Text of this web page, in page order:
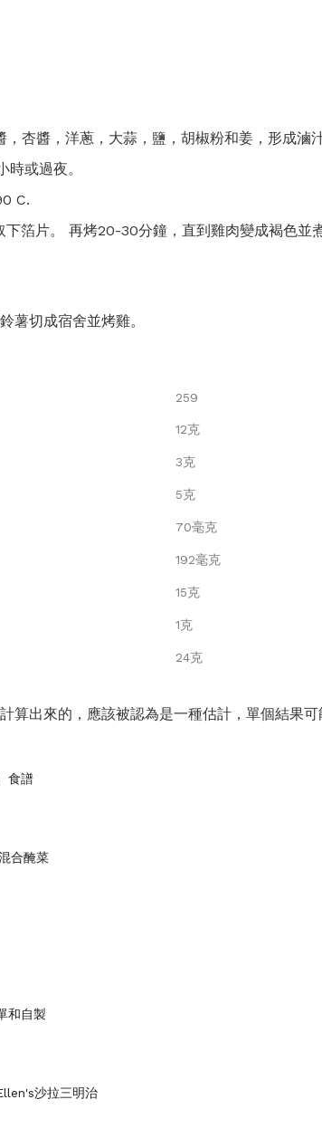
杏醬，洋蔥，大蒜，鹽，胡椒粉和姜，形成滷汁
或過夜。
C.
箔片。 再烤20-30分鐘，直到雞肉變成褐色並煮
薯切成宿舍並烤雞。
259
12克
3克
5克
70毫克
192毫克
15克
1克
24克
算出來的，應該被認為是一種估計，單個結果可
食譜
合醃菜
和自製
沙拉三明治